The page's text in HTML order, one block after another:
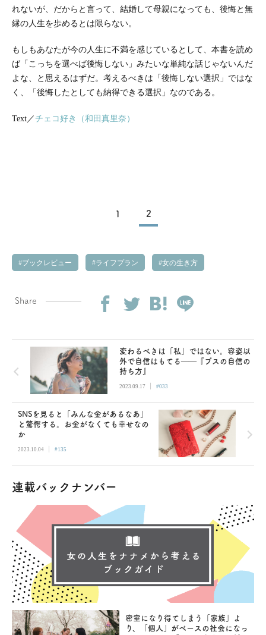
れないが、だからと言って、結婚して母親になっても、後悔と無
縁の人生を歩めるとは限らない。
もしもあなたが今の人生に不満を感じているとして、本書を読め
ば「こっちを選べば後悔しない」みたいな単純な話じゃないんだ
よな、と思えるはずだ。考えるべきは「後悔しない選択」ではな
く、「後悔したとしても納得できる選択」なのである。
Text／ チェコ好き（和田真里奈）
1 2
ブックレビュー ライフプラン 女の生き方
Share
変わるべきは「私」ではない。容姿以
外で自信はもてる――『ブスの自信の
持ち方』
2023.09.17 | #033
SNSを見ると「みんな金があるなあ」
と驚愕する。お金がなくても幸せなの
か
2023.10.04 | #135
連載バックナンバー
密室になり得てしまう「家族」よ
り、「個人」がベースの社会になっ